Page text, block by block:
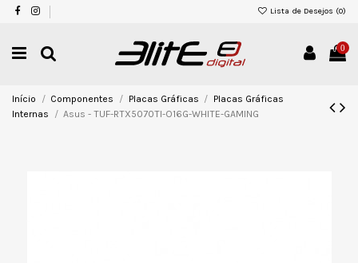
Lista de Desejos (0)
0
Início Componentes Placas Gráficas
Placas Gráficas
Internas
Asus - TUF-RTX5070TI-O16G-WHITE-GAMING